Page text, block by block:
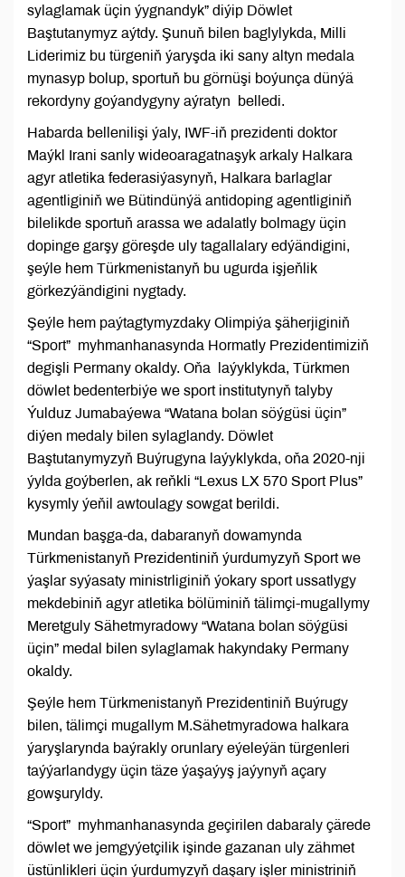
sylaglamak üçin ýygnandyk” diýip Döwlet
Baştutanymyz aýtdy. Şunuň bilen baglylykda, Milli
Liderimiz bu türgeniň ýaryşda iki sany altyn medala
mynasyp bolup, sportuň bu görnüşi boýunça dünýä
rekordyny goýandygyny aýratyn belledi.
Habarda bellenilişi ýaly, IWF-iň prezidenti doktor
Maýkl Irani sanly wideoaragatnaşyk arkaly Halkara
agyr atletika federasiýasynyň, Halkara barlaglar
agentliginiň we Bütindünýä antidoping agentliginiň
bilelikde sportuň arassa we adalatly bolmagy üçin
dopinge garşy göreşde uly tagallalary edýändigini,
şeýle hem Türkmenistanyň bu ugurda işjeňlik
görkezýändigini nygtady.
Şeýle hem paýtagtymyzdaky Olimpiýa şäherjiginiň
“Sport” myhmanhanasynda Hormatly Prezidentimiziň
degişli Permany okaldy. Oňa laýyklykda, Türkmen
döwlet bedenterbiýe we sport institutynyň talyby
Ýulduz Jumabaýewa “Watana bolan söýgüsi üçin”
diýen medaly bilen sylaglandy. Döwlet
Baştutanymyzyň Buýrugyna laýyklykda, oňa 2020-nji
ýylda goýberlen, ak reňkli “Lexus LX 570 Sport Plus”
kysymly ýeňil awtoulagy sowgat berildi.
Mundan başga-da, dabaranyň dowamynda
Türkmenistanyň Prezidentiniň ýurdumyzyň Sport we
ýaşlar syýasaty ministrliginiň ýokary sport ussatlygy
mekdebiniň agyr atletika bölüminiň tälimçi-mugallymy
Meretguly Sähetmyradowy “Watana bolan söýgüsi
üçin” medal bilen sylaglamak hakyndaky Permany
okaldy.
Şeýle hem Türkmenistanyň Prezidentiniň Buýrugy
bilen, tälimçi mugallym M.Sähetmyradowa halkara
ýaryşlarynda baýrakly orunlary eýeleýän türgenleri
taýýarlandygy üçin täze ýaşaýyş jaýynyň açary
gowşuryldy.
“Sport” myhmanhanasynda geçirilen dabaraly çärede
döwlet we jemgyýetçilik işinde gazanan uly zähmet
üstünlikleri üçin ýurdumyzyň daşary işler ministriniň